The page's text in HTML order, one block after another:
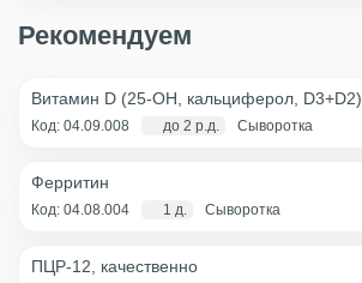
Рекомендуем
Витамин D (25-OH, кальциферол, D3+D2)
Код: 04.09.008 до 2 р.д. Сыворотка
Ферритин
Код: 04.08.004 1 д. Сыворотка
ПЦР-12, качественно